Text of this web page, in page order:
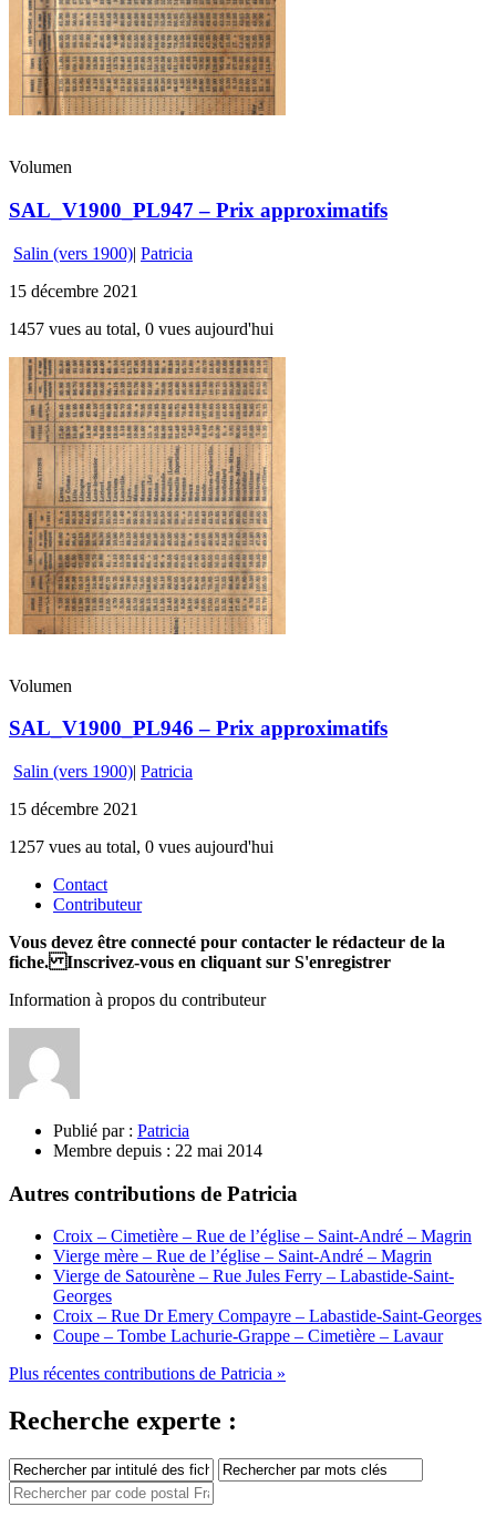
Volumen
SAL_V1900_PL947 – Prix approximatifs
Salin (vers 1900)| Patricia
15 décembre 2021
1457 vues au total, 0 vues aujourd'hui
Volumen
SAL_V1900_PL946 – Prix approximatifs
Salin (vers 1900)| Patricia
15 décembre 2021
1257 vues au total, 0 vues aujourd'hui
Contact
Contributeur
Vous devez être connecté pour contacter le rédacteur de la
fiche. Inscrivez-vous en cliquant sur S'enregistrer
Information à propos du contributeur
Publié par : Patricia
Membre depuis : 22 mai 2014
Autres contributions de Patricia
Croix – Cimetière – Rue de l’église – Saint-André – Magrin
Vierge mère – Rue de l’église – Saint-André – Magrin
Vierge de Satourène – Rue Jules Ferry – Labastide-Saint-
Georges
Croix – Rue Dr Emery Compayre – Labastide-Saint-Georges
Coupe – Tombe Lachurie-Grappe – Cimetière – Lavaur
Plus récentes contributions de Patricia »
Recherche experte :